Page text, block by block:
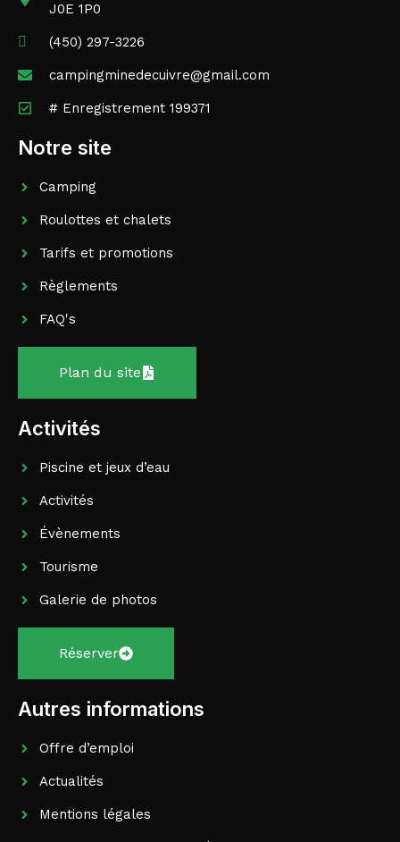
J0E 1P0
(450) 297-3226
campingminedecuivre@gmail.com
# Enregistrement 199371
Notre site
Camping
Roulottes et chalets
Tarifs et promotions
Règlements
FAQ's
Plan du site
Activités
Piscine et jeux d’eau
Activités
Évènements
Tourisme
Galerie de photos
Réserver
Autres informations
Offre d’emploi
Actualités
Mentions légales